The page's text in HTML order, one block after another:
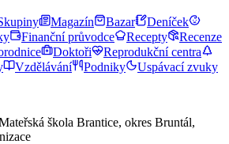
Magazín Bazar
Deníček
Finanční průvodce Recepty
Recenze
Doktoři
Reprodukční centra
Vzdělávání Podniky
Uspávací zvuky
škola Brantice, okres Bruntál,